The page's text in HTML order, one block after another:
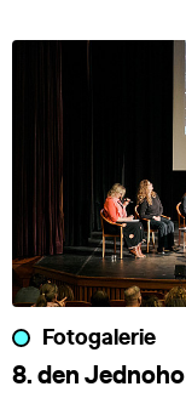
Fotogalerie
8. den